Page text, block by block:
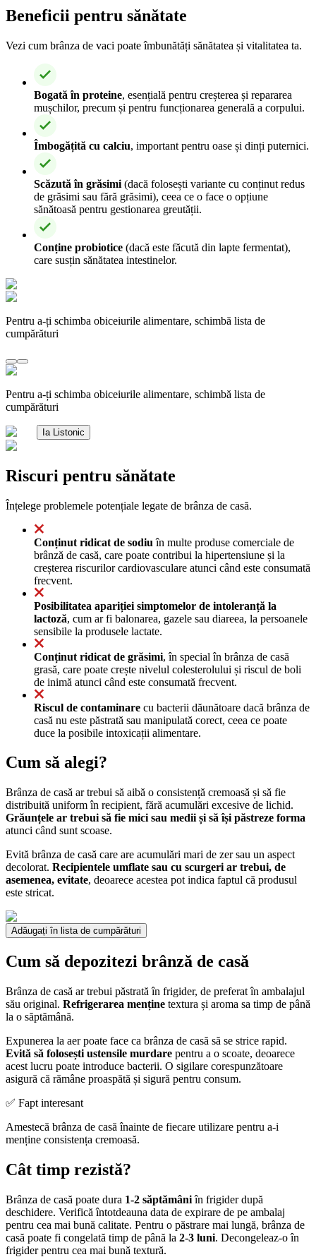
Beneficii pentru sănătate
Vezi cum brânza de vaci poate îmbunătăți sănătatea și vitalitatea ta.
Bogată în proteine, esențială pentru creșterea și repararea
mușchilor, precum și pentru funcționarea generală a corpului.
Îmbogățită cu calciu, important pentru oase și dinți puternici.
Scăzută în grăsimi (dacă folosești variante cu conținut redus
de grăsimi sau fără grăsimi), ceea ce o face o opțiune
sănătoasă pentru gestionarea greutății.
Conține probiotice (dacă este făcută din lapte fermentat),
care susțin sănătatea intestinelor.
Pentru a-ți schimba obiceiurile alimentare, schimbă lista de
cumpărături
Pentru a-ți schimba obiceiurile alimentare, schimbă lista de
cumpărături
Ia Listonic
Riscuri pentru sănătate
Înțelege problemele potențiale legate de brânza de casă.
Conținut ridicat de sodiu în multe produse comerciale de
brânză de casă, care poate contribui la hipertensiune și la
creșterea riscurilor cardiovasculare atunci când este consumată
frecvent.
Posibilitatea apariției simptomelor de intoleranță la
lactoză, cum ar fi balonarea, gazele sau diareea, la persoanele
sensibile la produsele lactate.
Conținut ridicat de grăsimi, în special în brânza de casă
grasă, care poate crește nivelul colesterolului și riscul de boli
de inimă atunci când este consumată frecvent.
Riscul de contaminare cu bacterii dăunătoare dacă brânza de
casă nu este păstrată sau manipulată corect, ceea ce poate
duce la posibile intoxicații alimentare.
Cum să alegi?
Brânza de casă ar trebui să aibă o consistență cremoasă și să fie
distribuită uniform în recipient, fără acumulări excesive de lichid.
Grăunțele ar trebui să fie mici sau medii și să își păstreze forma
atunci când sunt scoase.
Evită brânza de casă care are acumulări mari de zer sau un aspect
decolorat. Recipientele umflate sau cu scurgeri ar trebui, de
asemenea, evitate, deoarece acestea pot indica faptul că produsul
este stricat.
Adăugați în lista de cumpărături
Cum să depozitezi brânză de casă
Brânza de casă ar trebui păstrată în frigider, de preferat în ambalajul
său original. Refrigerarea menține textura și aroma sa timp de până
la o săptămână.
Expunerea la aer poate face ca brânza de casă să se strice rapid.
Evită să folosești ustensile murdare pentru a o scoate, deoarece
acest lucru poate introduce bacterii. O sigilare corespunzătoare
asigură că rămâne proaspătă și sigură pentru consum.
✅ Fapt interesant
Amestecă brânza de casă înainte de fiecare utilizare pentru a-i
menține consistența cremoasă.
Cât timp rezistă?
Brânza de casă poate dura 1-2 săptămâniîn frigider după
deschidere. Verifică întotdeauna data de expirare de pe ambalaj
pentru cea mai bună calitate. Pentru o păstrare mai lungă, brânza de
casă poate fi congelată timp de până la 2-3 luni. Decongeleaz-o în
frigider pentru cea mai bună textură.